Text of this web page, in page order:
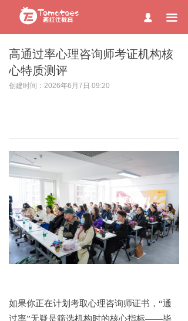
끀
넙
高通过率心理咨询师考证机构核
心特质测评
创建时间： 2026年6月7日 09:20
如果你正在计划考取心理咨询师证书， “通
过率”无疑是筛选机构时的核心指标——毕